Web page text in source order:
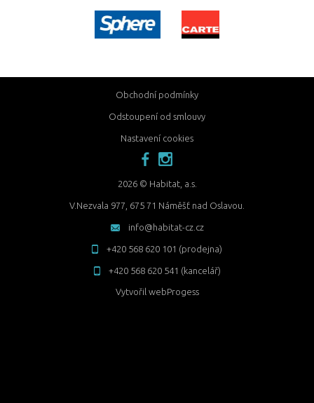
Obchodní podmínky
Odstoupení od smlouvy
Nastavení cookies
facebook
2026 © Habitat, a.s.
V.Nezvala 977, 675 71 Náměšť nad Oslavou.
info@habitat-cz.cz
+420 568 620 101 (prodejna)
+420 568 620 541 (kancelář)
Vytvořil webProgess